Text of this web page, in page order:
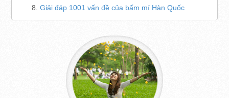
Giải đáp 1001 vấn đề của bấm mí Hàn Quốc